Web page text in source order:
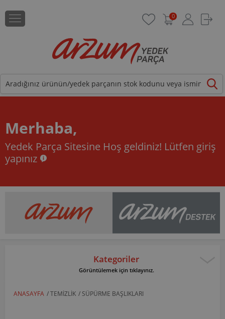
0
Merhaba,
Yedek Parça Sitesine Hoş geldiniz! Lütfen giriş
yapınız
Kategoriler
Görüntülemek için tıklayınız.
ANASAYFA /TEMIZLIK / SÜPÜRME BAŞLIKLARI